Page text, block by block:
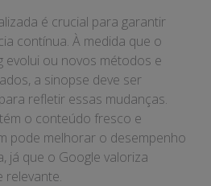
é crucial para garantir
contínua. À medida que o
evolui ou novos métodos e
a sinopse deve ser
refletir essas mudanças.
o conteúdo fresco e
pode melhorar o desempenho
já que o Google valoriza
relevante.